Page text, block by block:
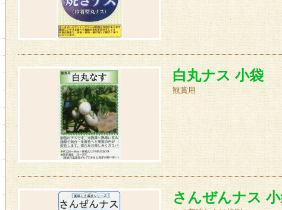
白丸ナス 小袋
観賞用
さんぜんナス